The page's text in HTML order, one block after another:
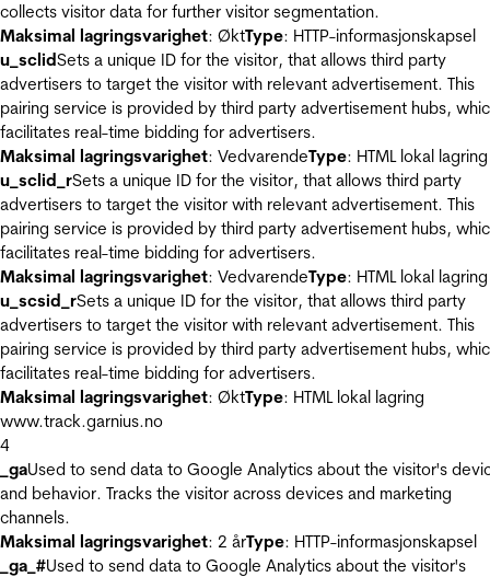
collects visitor data for further visitor segmentation.
Maksimal lagringsvarighet: ØktType: HTTP-informasjonskapsel
u_sclidSets a unique ID for the visitor, that allows third party
advertisers to target the visitor with relevant advertisement. This
pairing service is provided by third party advertisement hubs,
facilitates real-time bidding for advertisers.
Maksimal lagringsvarighet: VedvarendeType: HTML lokal lagring
u_sclid_rSets a unique ID for the visitor, that allows third party
advertisers to target the visitor with relevant advertisement. This
pairing service is provided by third party advertisement hubs,
facilitates real-time bidding for advertisers.
Maksimal lagringsvarighet: VedvarendeType: HTML lokal lagring
u_scsid_rSets a unique ID for the visitor, that allows third party
advertisers to target the visitor with relevant advertisement. This
pairing service is provided by third party advertisement hubs,
facilitates real-time bidding for advertisers.
Maksimal lagringsvarighet: ØktType: HTML lokal lagring
www.track.garnius.no
4
_gaUsed to send data to Google Analytics about the visitor's
and behavior. Tracks the visitor across devices and marketing
channels.
Maksimal lagringsvarighet: 2 årType: HTTP-informasjonskapsel
_ga_#Used to send data to Google Analytics about the visitor's